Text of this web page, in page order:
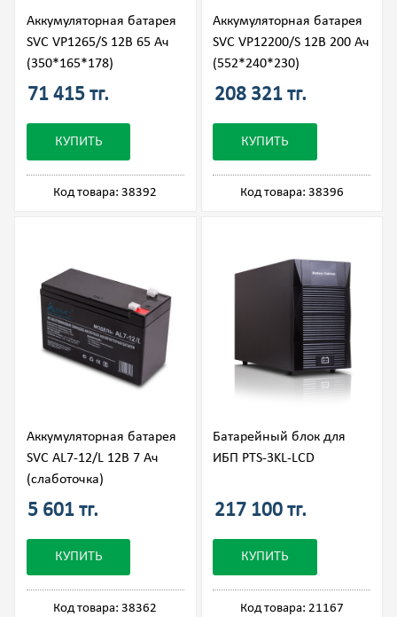
Аккумуляторная батарея
SVC VP1265/S 12В 65 Ач
(350*165*178)
71 415 тг.
КУПИТЬ
Код товара: 38392
Аккумуляторная батарея
SVC VP12200/S 12В 200 Ач
(552*240*230)
208 321 тг.
КУПИТЬ
Код товара: 38396
Аккумуляторная батарея
SVC AL7-12/L 12В 7 Ач
(слаботочка)
5 601 тг.
КУПИТЬ
Код товара: 38362
Батарейный блок для
ИБП PTS-3KL-LCD
217 100 тг.
КУПИТЬ
Код товара: 21167